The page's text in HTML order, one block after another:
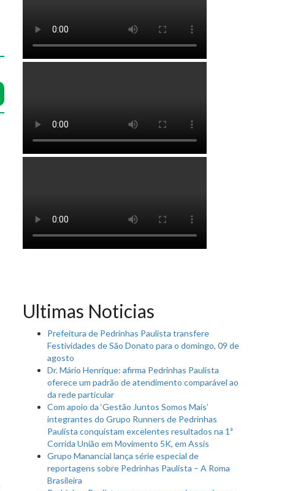
Ultimas Noticias
Prefeitura de Pedrinhas Paulista transfere
Festividades de São Donato para o domingo, 09 de
agosto
Dr. Mário Henrique: afirma Pedrinhas Paulista
oferece um padrão de atendimento comparável ao
da rede particular
Com apoio da ‘Gestão Juntos Somos Mais’
integrantes do Grupo Runners de Pedrinhas
Paulista conquistam excelentes resultados na 1ª
Corrida União em Movimento 5K, em Assis
Grupo Manancial lança série especial de
reportagens sobre Pedrinhas Paulista – A Roma
Brasileira